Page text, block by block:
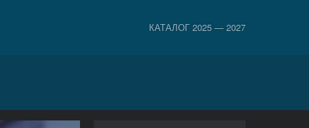
КАТАЛОГ 2025 — 2027